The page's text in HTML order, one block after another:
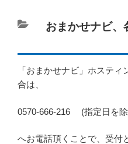
カ
おまかせナビ、
「おまかせナビ」ホステ
合は、
0570-666-216 (指定日を
へお電話頂くことで、受付